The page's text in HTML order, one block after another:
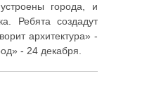
города, и
Ребята создадут
архитектура» -
- 24 декабря.